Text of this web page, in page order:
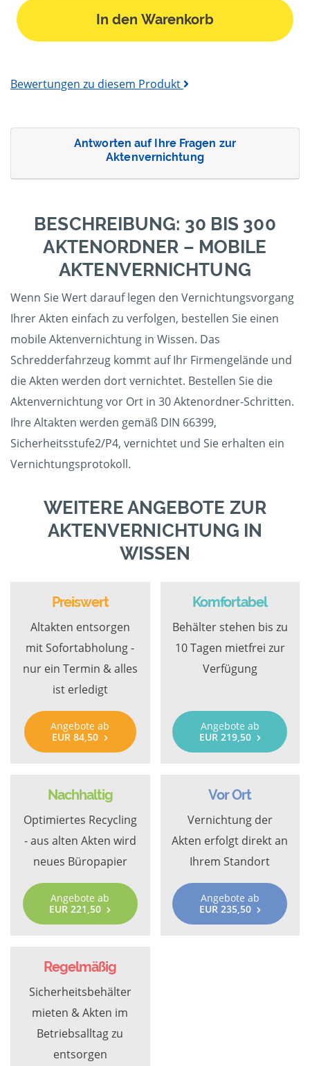
In den Warenkorb
Bewertungen zu diesem Produkt
Antworten auf Ihre Fragen zur
Aktenvernichtung
BESCHREIBUNG: 30 BIS 300
AKTENORDNER – MOBILE
AKTENVERNICHTUNG
Wenn Sie Wert darauf legen den Vernichtungsvorgang
Ihrer Akten einfach zu verfolgen, bestellen Sie einen
mobile Aktenvernichtung in Wissen. Das
Schredderfahrzeug kommt auf Ihr Firmengelände und
die Akten werden dort vernichtet. Bestellen Sie die
Aktenvernichtung vor Ort in 30 Aktenordner-Schritten.
Ihre Altakten werden gemäß DIN 66399,
Sicherheitsstufe2/P4, vernichtet und Sie erhalten ein
Vernichtungsprotokoll.
WEITERE ANGEBOTE ZUR
AKTENVERNICHTUNG IN
WISSEN
Preiswert
Altakten entsorgen
mit Sofortabholung -
nur ein Termin & alles
ist erledigt
Angebote ab
EUR 84,50
Komfortabel
Behälter stehen bis zu
10 Tagen mietfrei zur
Verfügung
Angebote ab
EUR 219,50
Nachhaltig
Optimiertes Recycling
- aus alten Akten wird
neues Büropapier
Angebote ab
EUR 221,50
Vor Ort
Vernichtung der
Akten erfolgt direkt an
Ihrem Standort
Angebote ab
EUR 235,50
Regelmäßig
Sicherheitsbehälter
mieten & Akten im
Betriebsalltag zu
entsorgen